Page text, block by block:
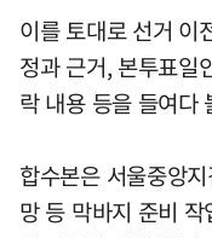
이를 토대로 선거 이
정과 근거, 본투표일
락 내용 등을 들여다
합수본은 서울중앙
망 등 막바지 준비